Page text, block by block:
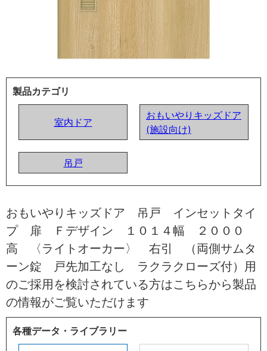
製品カテゴリ
室内ドア
おもいやりキッズドア
(施設向け)
吊戸
おもいやりキッズドア 吊戸 インセットタイ
プ 扉 Ｆデザイン １０１４幅 ２０００
高 〈ライトオーカー〉 右引 （両側サムタ
ーン錠 戸先加工なし ラクラクローズ付）用
のご採用を検討されている方はこちらから製品
の情報がご覧いただけます
各種データ・ライブラリー